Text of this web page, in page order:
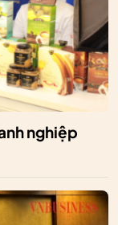
nghiệp